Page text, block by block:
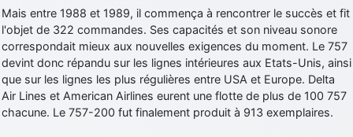
Mais entre 1988 et 1989, il commença à rencontrer le succès et fit
l'objet de 322 commandes. Ses capacités et son niveau sonore
correspondait mieux aux nouvelles exigences du moment. Le 757
devint donc répandu sur les lignes intérieures aux Etats-Unis, ainsi
que sur les lignes les plus régulières entre USA et Europe. Delta
Air Lines et American Airlines eurent une flotte de plus de 100 757
chacune. Le 757-200 fut finalement produit à 913 exemplaires.